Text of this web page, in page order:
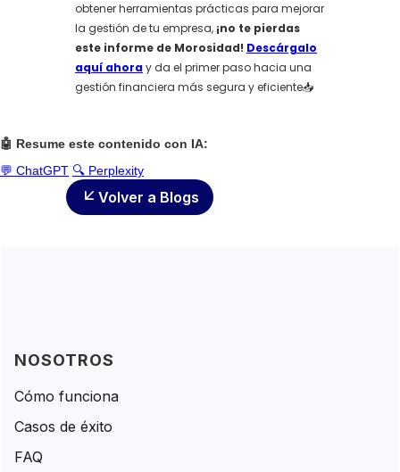
obtener herramientas prácticas para mejorar
la gestión de tu empresa, ¡no te pierdas
este informe de Morosidad! Descárgalo
aquí ahoray da el primer paso hacia una
gestión financiera más segura y eficiente📥
🤖 Resume este contenido con IA:
💬 ChatGPT 🔍 Perplexity
Volver a Blogs
NOSOTROS
Cómo funciona
Casos de éxito
FAQ